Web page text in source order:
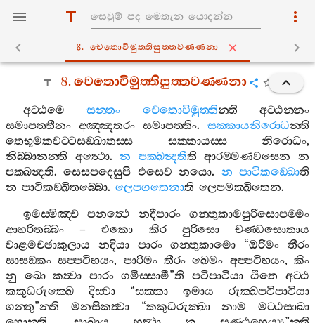
8. චෙතොවිමුත‍්තිසුත‍්තවණ‍්ණනා
8.චෙතොවිමුත‍්තිසුත‍්තවණ‍්ණනා
අට‍්ඨමෙ සන‍්තං චෙතොවිමුත‍්තින‍්ති
අට‍්ඨන‍්නං
සමාපත‍්තීනං අඤ‍්ඤතරං සමාපත‍්තිං. සක‍්කායනිරොධන‍්ති
තෙභූමකවට‍්ටසඞ‍්ඛාතස‍්ස
සක‍්කායස‍්ස නිරොධං,
නිබ‍්බානන‍්ති
අත්‍ථො.න පක‍්ඛන්‍දතීති ආරම‍්මණවසෙන
න
පක‍්ඛන්‍දති.සෙසපදෙසුපි එසෙව නයො. න පාටිකඞ‍්ඛොති
න පාටිකඞ‍්ඛිතබ‍්බො. ලෙපගතෙනාති ලෙපමක‍්ඛිතෙන.
ඉමස‍්මිඤ‍්ච
පනත්‍ථෙ නදීපාරං
ගන‍්තුකාමපුරිසොපම‍්මං
ආහරිතබ‍්බං –එකො කිර පුරිසො
චණ‍්ඩසොතාය
වාළමච‍්ඡාකුලාය
නදියා පාරං ගන‍්තුකාමො “ඔරිමං
තීරං
සාසඞ‍්කං සප‍්පටිභයං, පාරිමං තීරං ඛෙමං අප‍්පටිභයං,කිං
නු
ඛො කත්‍වා පාරං ගමිස‍්සාමී”ති පටිපාටියා ඨිතෙ
අට‍්ඨ
කකුධරුක‍්ඛෙ
දිස‍්වා “සක‍්කා ඉමාය
රුක‍්ඛපටිපාටියා
ගන‍්තු”න‍්ති මනසිකත්‍වා“කකුධරුක‍්ඛා නාම
මට‍්ඨසාඛා